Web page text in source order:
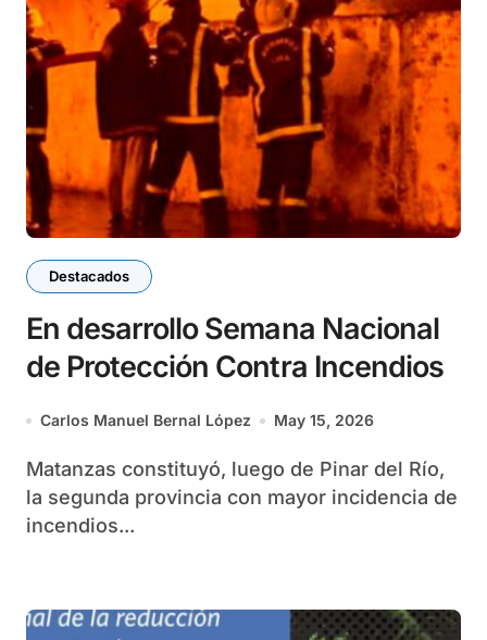
Destacados
En desarrollo Semana Nacional
de Protección Contra Incendios
Carlos Manuel Bernal López May 15, 2026
Matanzas constituyó, luego de Pinar del Río,
la segunda provincia con mayor incidencia de
incendios...